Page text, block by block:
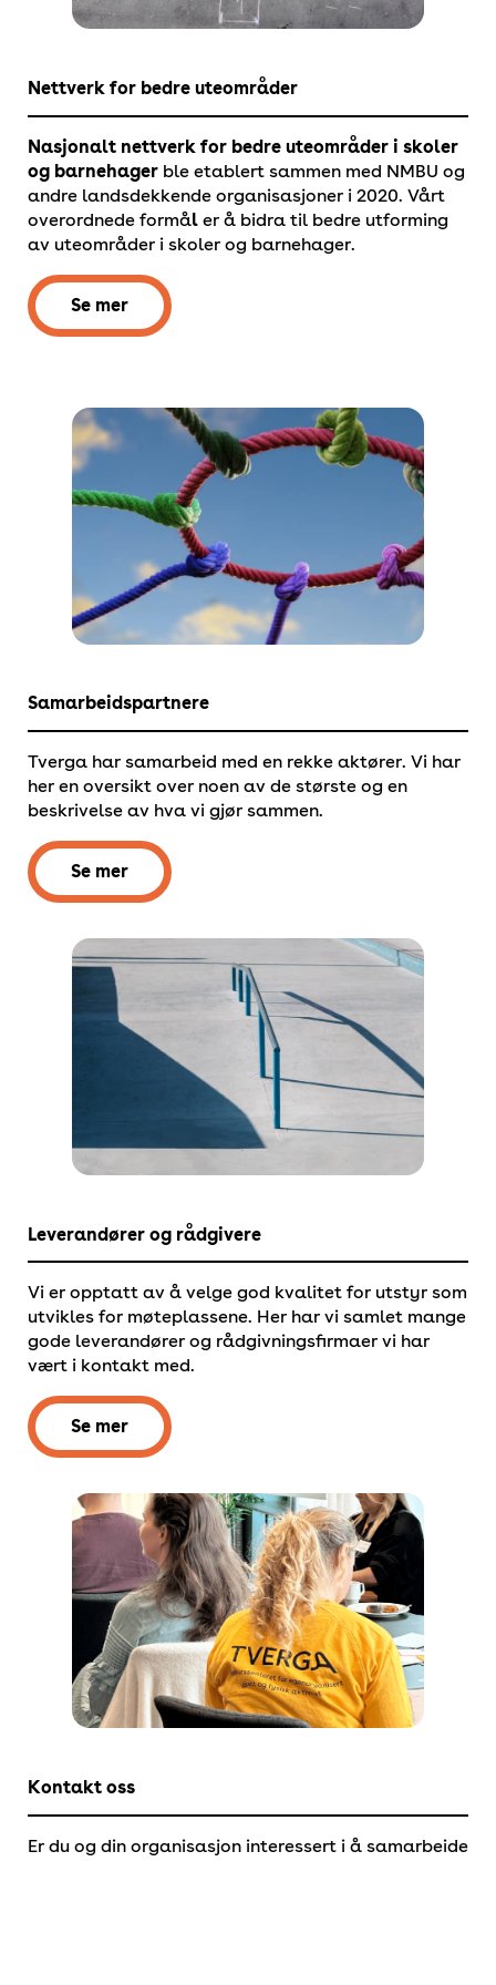
Nettverk for bedre uteområder
Nasjonalt nettverk for bedre uteområder i skoler
og barnehager ble etablert sammen med NMBU og
andre landsdekkende organisasjoner i 2020. Vårt
overordnede formål er å bidra til bedre utforming
av uteområder i skoler og barnehager.
Se mer
Samarbeidspartnere
Tverga har samarbeid med en rekke aktører. Vi har
her en oversikt over noen av de største og en
beskrivelse av hva vi gjør sammen.
Se mer
Leverandører og rådgivere
Vi er opptatt av å velge god kvalitet for utstyr som
utvikles for møteplassene. Her har vi samlet mange
gode leverandører og rådgivningsfirmaer vi har
vært i kontakt med.
Se mer
Kontakt oss
Er du og din organisasjon interessert i å samarbeide